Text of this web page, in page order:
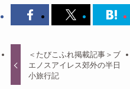
＜たびこふれ掲載記事＞ブ
エノスアイレス郊外の半日
小旅行記